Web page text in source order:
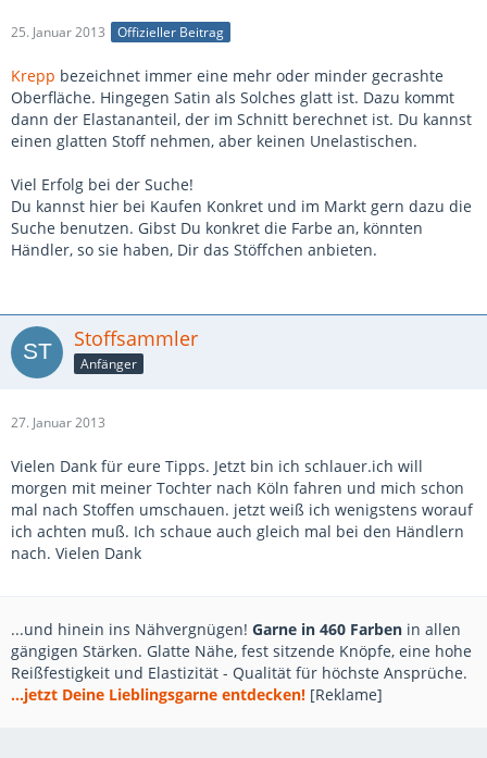
25. Januar 2013 Offizieller Beitrag
Krepp bezeichnet immer eine mehr oder minder gecrashte
Oberfläche. Hingegen Satin als Solches glatt ist. Dazu kommt
dann der Elastananteil, der im Schnitt berechnet ist. Du kannst
einen glatten Stoff nehmen, aber keinen Unelastischen.
Viel Erfolg bei der Suche!
Du kannst hier bei Kaufen Konkret und im Markt gern dazu die
Suche benutzen. Gibst Du konkret die Farbe an, könnten
Händler, so sie haben, Dir das Stöffchen anbieten.
Stoffsammler
Anfänger
27. Januar 2013
Vielen Dank für eure Tipps. Jetzt bin ich schlauer.ich will
morgen mit meiner Tochter nach Köln fahren und mich schon
mal nach Stoffen umschauen. jetzt weiß ich wenigstens worauf
ich achten muß. Ich schaue auch gleich mal bei den Händlern
nach. Vielen Dank
...und hinein ins Nähvergnügen! Garne in 460 Farben in allen
gängigen Stärken. Glatte Nähe, fest sitzende Knöpfe, eine hohe
Reißfestigkeit und Elastizität - Qualität für höchste Ansprüche.
...jetzt Deine Lieblingsgarne entdecken! [Reklame]